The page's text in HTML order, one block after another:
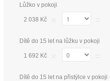
Lůžko v pokoji
2 038 Kč
Dítě do 15 let na lůžku v pokoji
1 692 Kč
Dítě do 15 let na přistýlce v pokoji